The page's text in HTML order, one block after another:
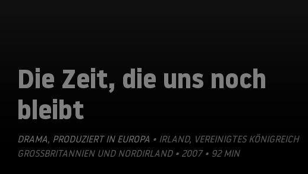
Die Zeit, die uns noch
bleibt
DRAMA, PRODUZIERT IN EUROPA • IRLAND, VEREINIGTES KÖNIGREICH
GROSSBRITANNIEN UND NORDIRLAND • 2007 • 92 MIN